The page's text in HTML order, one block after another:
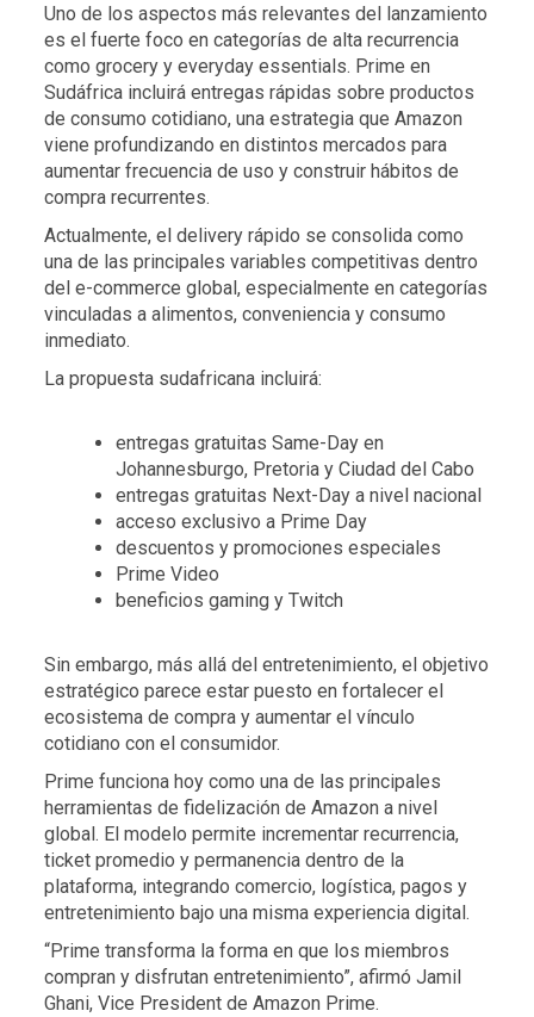
Uno de los aspectos más relevantes del lanzamiento
es el fuerte foco en categorías de alta recurrencia
como grocery y everyday essentials. Prime en
Sudáfrica incluirá entregas rápidas sobre productos
de consumo cotidiano, una estrategia que Amazon
viene profundizando en distintos mercados para
aumentar frecuencia de uso y construir hábitos de
compra recurrentes.
Actualmente, el delivery rápido se consolida como
una de las principales variables competitivas dentro
del e-commerce global, especialmente en categorías
vinculadas a alimentos, conveniencia y consumo
inmediato.
La propuesta sudafricana incluirá:
entregas gratuitas Same-Day en
Johannesburgo, Pretoria y Ciudad del Cabo
entregas gratuitas Next-Day a nivel nacional
acceso exclusivo a Prime Day
descuentos y promociones especiales
Prime Video
beneficios gaming y Twitch
Sin embargo, más allá del entretenimiento, el objetivo
estratégico parece estar puesto en fortalecer el
ecosistema de compra y aumentar el vínculo
cotidiano con el consumidor.
Prime funciona hoy como una de las principales
herramientas de fidelización de Amazon a nivel
global. El modelo permite incrementar recurrencia,
ticket promedio y permanencia dentro de la
plataforma, integrando comercio, logística, pagos y
entretenimiento bajo una misma experiencia digital.
“Prime transforma la forma en que los miembros
compran y disfrutan entretenimiento”, afirmó Jamil
Ghani, Vice President de Amazon Prime.